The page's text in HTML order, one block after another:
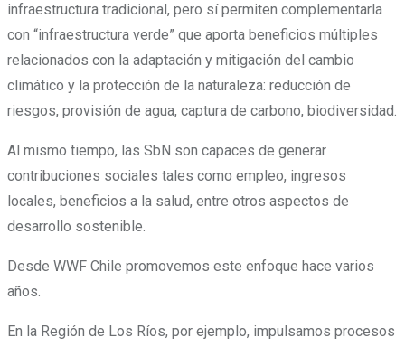
infraestructura tradicional, pero sí permiten complementarla
con “infraestructura verde” que aporta beneficios múltiples
relacionados con la adaptación y mitigación del cambio
climático y la protección de la naturaleza: reducción de
riesgos, provisión de agua, captura de carbono, biodiversidad.
Al mismo tiempo, las SbN son capaces de generar
contribuciones sociales tales como empleo, ingresos
locales, beneficios a la salud, entre otros aspectos de
desarrollo sostenible.
Desde WWF Chile promovemos este enfoque hace varios
años.
En la Región de Los Ríos, por ejemplo, impulsamos procesos